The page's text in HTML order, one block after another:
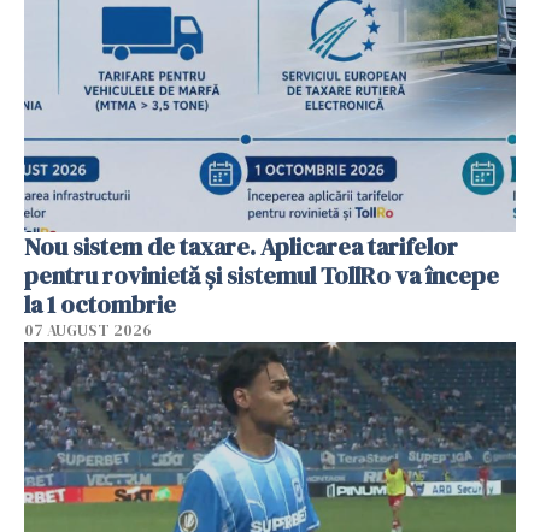
Nou sistem de taxare. Aplicarea tarifelor
pentru rovinietă şi sistemul TollRo va începe
la 1 octombrie
07 AUGUST 2026